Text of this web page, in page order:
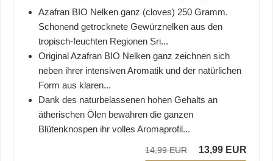
Azafran BIO Nelken ganz (cloves) 250 Gramm.
Schonend getrocknete Gewürznelken aus den
tropisch-feuchten Regionen Sri...
Original Azafran BIO Nelken ganz zeichnen sich
neben ihrer intensiven Aromatik und der natürlichen
Form aus klaren...
Dank des naturbelassenen hohen Gehalts an
ätherischen Ölen bewahren die ganzen
Blütenknospen ihr volles Aromaprofil...
14,99 EUR 13,99 EUR